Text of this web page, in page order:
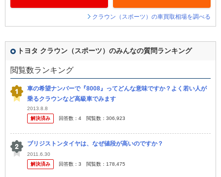
クラウン（スポーツ）の車買取相場を調べる
トヨタ クラウン（スポーツ）のみんなの質問ランキング
閲覧数ランキング
車の希望ナンバーで『8008』ってどんな意味ですか？よく若い人が
乗るクラウンなど高級車でみます
2013.8.8
解決済み
回答数： 4 閲覧数： 306,923
ブリジストンタイヤは、なぜ値段が高いのですか？
2011.6.30
解決済み
回答数： 3 閲覧数： 178,475